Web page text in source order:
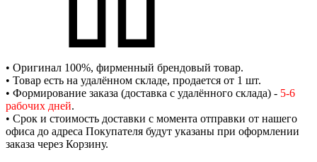
• Оригинал 100%, фирменный брендовый товар.
• Товар есть на удалённом складе, продается от 1 шт.
• Формирование заказа (доставка с удалённого склада) - 5-6
рабочих дней.
• Срок и стоимость доставки с момента отправки от нашего
офиса до адреса Покупателя будут указаны при оформлении
заказа через Корзину.